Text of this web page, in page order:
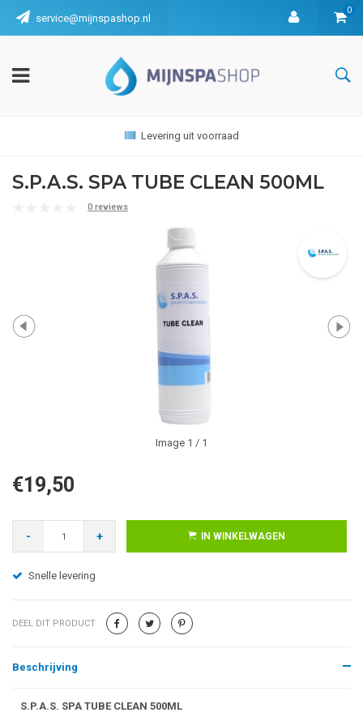
service@mijnspashop.nl
0
Levering uit voorraad
S.P.A.S. SPA TUBE CLEAN 500ML
0 reviews
Image 1 / 1
€19,50
- + IN WINKELWAGEN
Snelle levering
DEEL DIT PRODUCT
Beschrijving
S.P.A.S. SPA TUBE CLEAN 500ML